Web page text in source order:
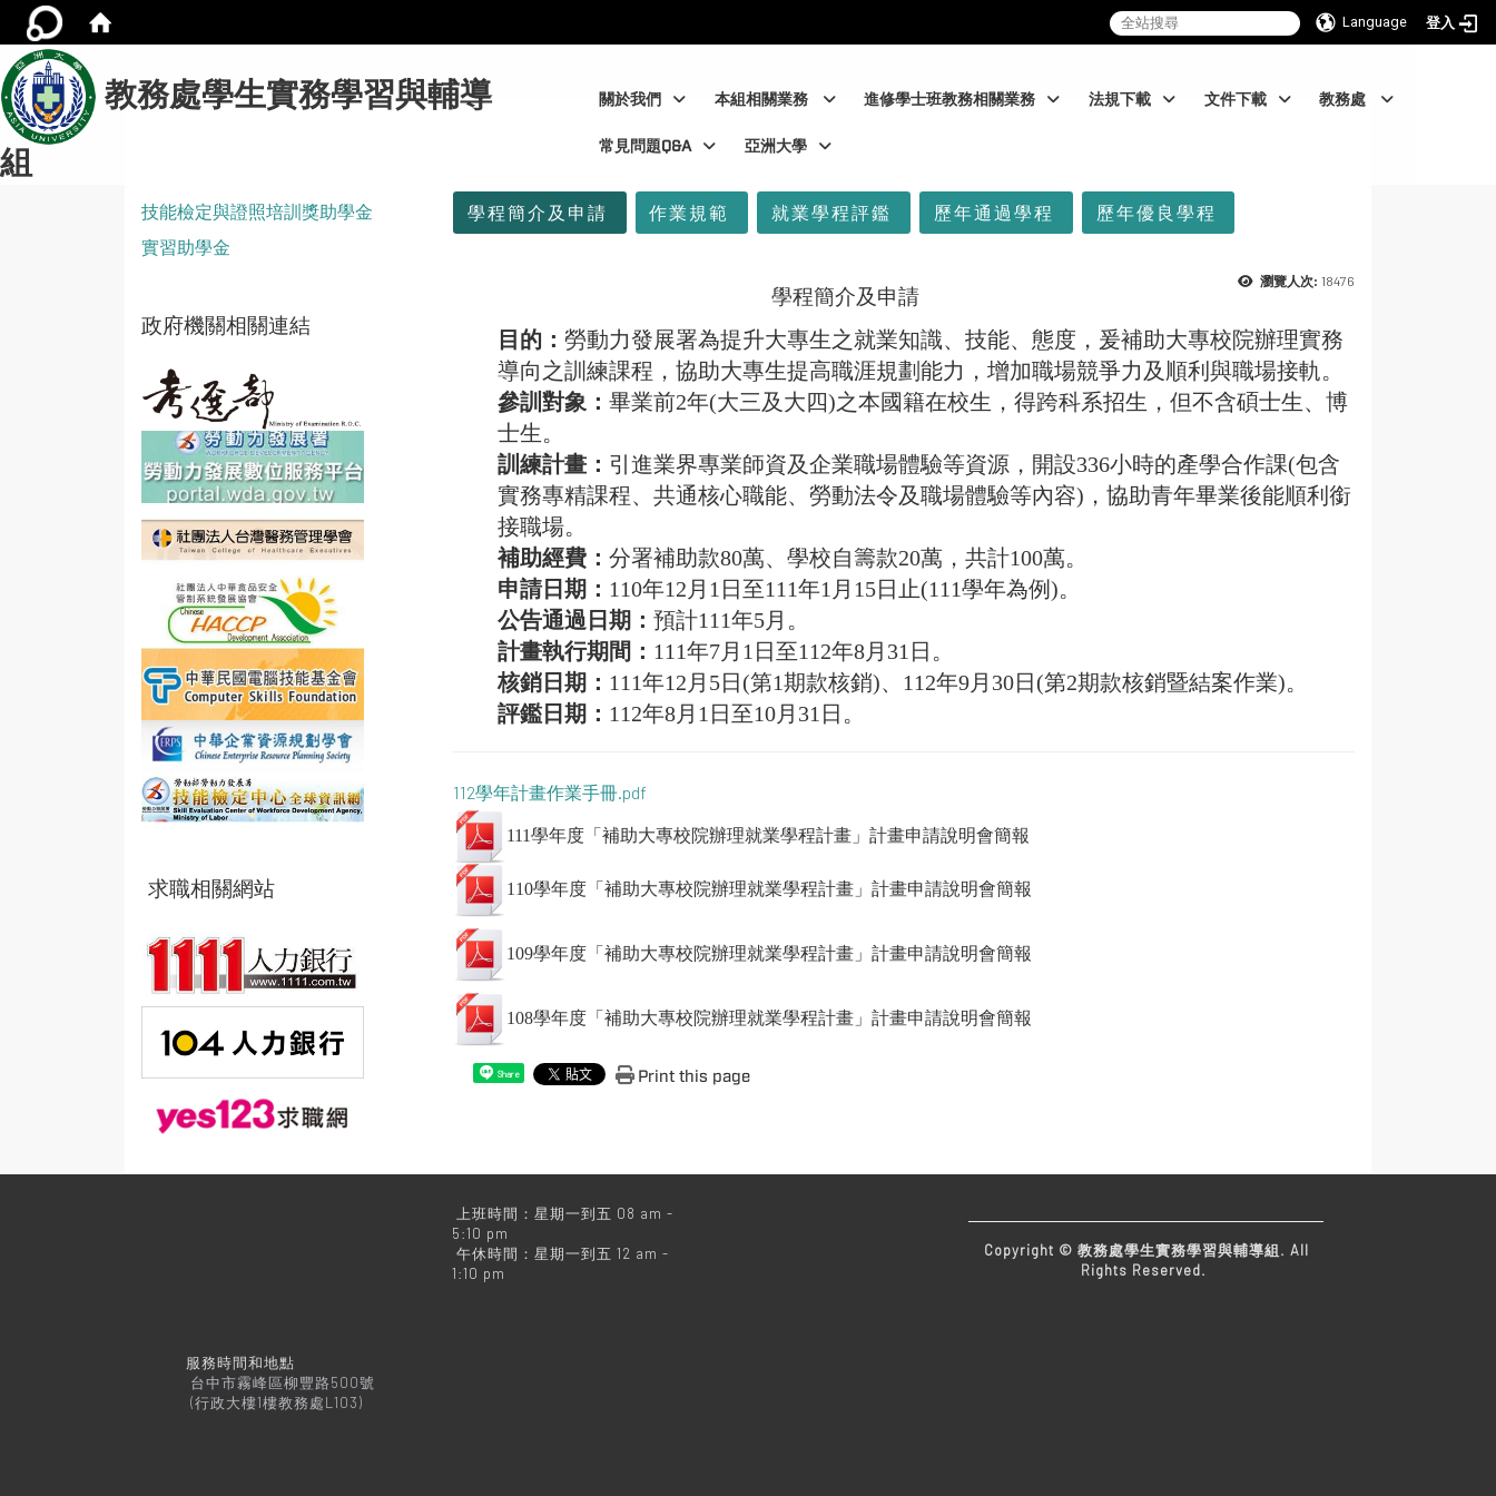
Language 登入
關於我們 本組相關業務 進修學士班教務相關業務 法規下載 文件下載 教務處
常見問題Q&A 亞洲大學
教務處學生實務學習與輔導
組
技能檢定與證照培訓獎助學金
實習助學金
政府機關相關連結
求職相關網站
:::
學程簡介及申請
作業規範 就業學程評鑑 歷年通過學程 歷年優良學程
瀏覽人次: 18476
學程簡介及申請
目的： 勞動力發展署為提升大專生之就業知識、技能、態度，爰補助大專校院辦理實務
導向之訓練課程，協助大專生提高職涯規劃能力，增加職場競爭力及順利與職場接軌。
參訓對象： 畢業前2年(大三及大四)之本國籍在校生，得跨科系招生，但不含碩士生、博
士生。
訓練計畫： 引進業界專業師資及企業職場體驗等資源，開設336小時的產學合作課(包含
實務專精課程、共通核心職能、勞動法令及職場體驗等內容)，協助青年畢業後能順利銜
接職場。
補助經費： 分署補助款80萬、學校自籌款20萬，共計100萬。
申請日期： 110年12月1日至111年1月15日止(111學年為例)。
公告通過日期： 預計111年5月。
計畫執行期間： 111年7月1日至112年8月31日。
核銷日期： 111年12月5日(第1期款核銷)、112年9月30日(第2期款核銷暨結案作業)。
評鑑日期： 112年8月1日至10月31日。
112學年計畫作業手冊.pdf
111學年度「補助大專校院辦理就業學程計畫」計畫申請說明會簡報
110學年度「補助大專校院辦理就業學程計畫」計畫申請說明會簡報
109學年度「補助大專校院辦理就業學程計畫」計畫申請說明會簡報
108學年度「補助大專校院辦理就業學程計畫」計畫申請說明會簡報
Share Print this page
服務時間和地點
台中市霧峰區柳豐路500號
(行政大樓1樓教務處L103)
上班時間：星期一到五 08 am -
5:10 pm
午休時間：星期一到五 12 am -
1:10 pm
Copyright © 教務處學生實務學習與輔導組. All
Rights Reserved.